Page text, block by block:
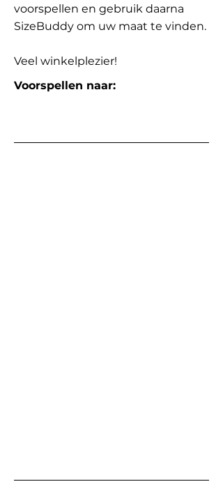
voorspellen en gebruik daarna
SizeBuddy om uw maat te vinden.
Veel winkelplezier!
Voorspellen naar: